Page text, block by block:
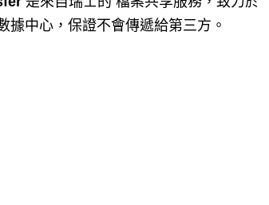
中心，保證不會傳遞給第三方。